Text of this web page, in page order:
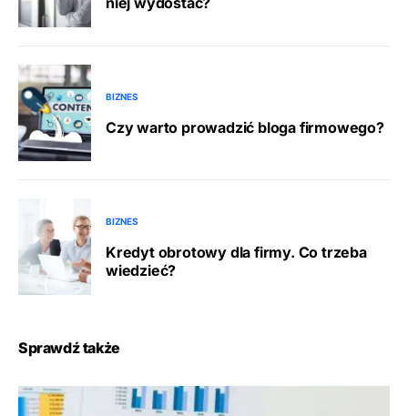
BIZNES
Czy warto prowadzić bloga firmowego?
BIZNES
Kredyt obrotowy dla firmy. Co trzeba
wiedzieć?
Sprawdź także